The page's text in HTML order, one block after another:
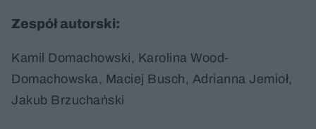
Zespół autorski:
Kamil Domachowski, Karolina Wood-
Domachowska, Maciej Busch, Adrianna Jemioł,
Jakub Brzuchański